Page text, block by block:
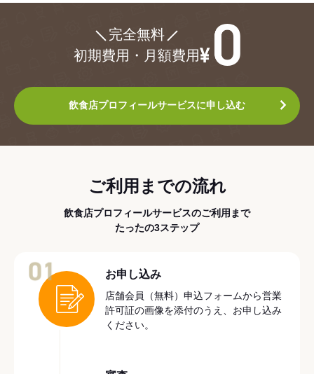
完全無料
初期費用・月額費用
飲食店プロフィールサービスに申し込む
ご利用までの流れ
飲食店プロフィールサービスのご利用まで
たったの3ステップ
お申し込み
店舗会員（無料）申込フォームから営業
許可証の画像を添付のうえ、お申し込み
ください。